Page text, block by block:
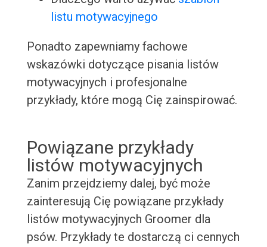
listu motywacyjnego
Ponadto zapewniamy fachowe
wskazówki dotyczące pisania listów
motywacyjnych i profesjonalne
przykłady, które mogą Cię zainspirować.
Powiązane przykłady
listów motywacyjnych
Zanim przejdziemy dalej, być może
zainteresują Cię powiązane przykłady
listów motywacyjnych Groomer dla
psów. Przykłady te dostarczą ci cennych